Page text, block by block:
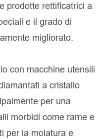
prodotte rettificatrici a
e il grado di
migliorato.
con macchine utensili
a cristallo
per una
morbidi come rame e
per la molatura e